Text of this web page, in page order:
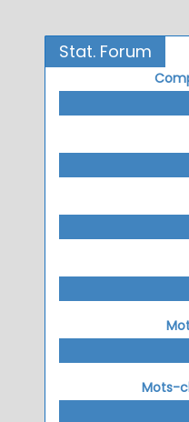
Stat. Forum
Mots-